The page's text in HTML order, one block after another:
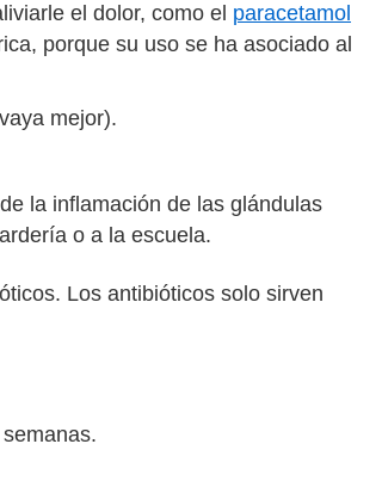
el dolor, como el paracetamol
porque su uso se ha asociado al
mejor).
la inflamación de las glándulas
o a la escuela.
Los antibióticos solo sirven